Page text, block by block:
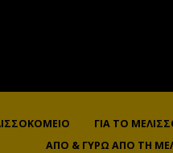
ΓΙΑ ΤΟ
ΑΠΌ & ΓΎΡΩ ΑΠΌ ΤΗ